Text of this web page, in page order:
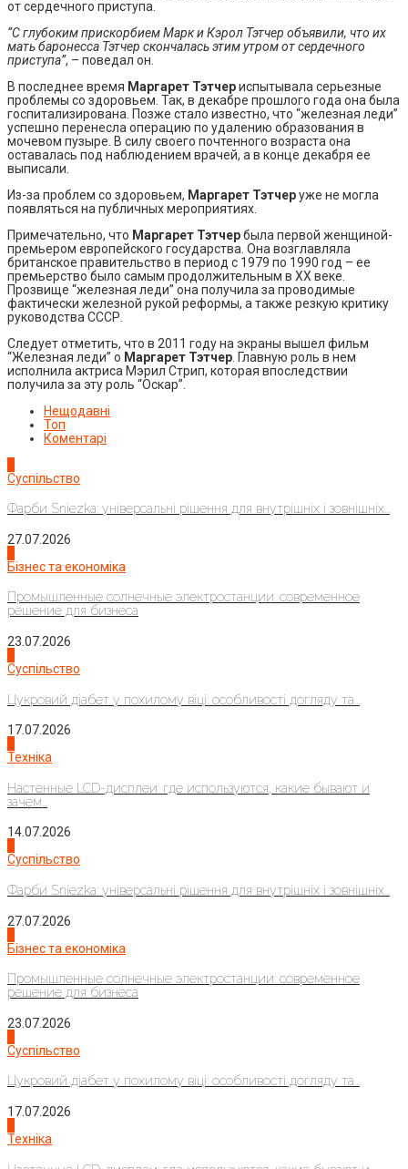
от сердечного приступа.
“С глубоким прискорбием Марк и Кэрол Тэтчер объявили, что их
мать баронесса Тэтчер скончалась этим утром от сердечного
приступа”, – поведал он.
В последнее время Маргарет Тэтчериспытывала серьезные
проблемы со здоровьем. Так, в декабре прошлого года она была
госпитализирована. Позже стало известно, что “железная леди”
успешно перенесла операцию по удалению образования в
мочевом пузыре. В силу своего почтенного возраста она
оставалась под наблюдением врачей, а в конце декабря ее
выписали.
Из-за проблем со здоровьем, Маргарет Тэтчеруже не могла
появляться на публичных мероприятиях.
Примечательно, что Маргарет Тэтчербыла первой женщиной-
премьером европейского государства. Она возглавляла
британское правительство в период с 1979 по 1990 год – ее
премьерство было самым продолжительным в XX веке.
Прозвище “железная леди” она получила за проводимые
фактически железной рукой реформы, а также резкую критику
руководства СССР.
Следует отметить, что в 2011 году на экраны вышел фильм
“Железная леди” о Маргарет Тэтчер . Главную роль в нем
исполнила актриса Мэрил Стрип, которая впоследствии
получила за эту роль “Оскар”.
Нещодавні
Топ
Коментарі
Суспільство
Фарби Sniezka: універсальні рішення для внутрішніх і зовнішніх...
27.07.2026
Бізнес та економіка
Промышленные солнечные электростанции: современное
решение для бизнеса
23.07.2026
Суспільство
Цукровий діабет у похилому віці: особливості догляду та...
17.07.2026
Техніка
Настенные LCD-дисплеи: где используются, какие бывают и
зачем...
14.07.2026
Суспільство
Фарби Sniezka: універсальні рішення для внутрішніх і зовнішніх...
27.07.2026
Бізнес та економіка
Промышленные солнечные электростанции: современное
решение для бизнеса
23.07.2026
Суспільство
Цукровий діабет у похилому віці: особливості догляду та...
17.07.2026
Техніка